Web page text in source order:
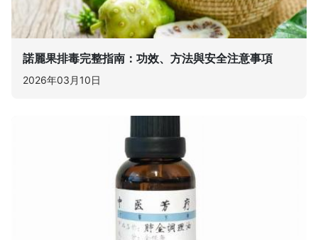
諾麗果排毒完整指南：功效、方法與安全注意事項
2026年03月10日